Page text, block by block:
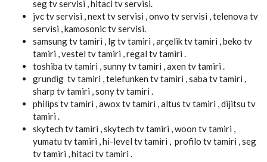
seg tv servisi , hitaci tv servisi.
jvc tv servisi , next tv servisi , onvo tv servisi , telenova tv
servisi , kamosonic tv servisi.
samsung tv tamiri , lg tv tamiri , arçelik tv tamiri , beko tv
tamiri , vestel tv tamiri , regal tv tamiri .
toshiba tv tamiri , sunny tv tamiri , axen tv tamiri .
grundig tv tamiri , telefunken tv tamiri , saba tv tamiri ,
sharp tv tamiri , sony tv tamiri .
philips tv tamiri , awox tv tamiri , altus tv tamiri , dijitsu tv
tamiri .
skytech tv tamiri , skytech tv tamiri , woon tv tamiri ,
yumatu tv tamiri , hi-level tv tamiri , profilo tv tamiri , seg
tv tamiri , hitaci tv tamiri .